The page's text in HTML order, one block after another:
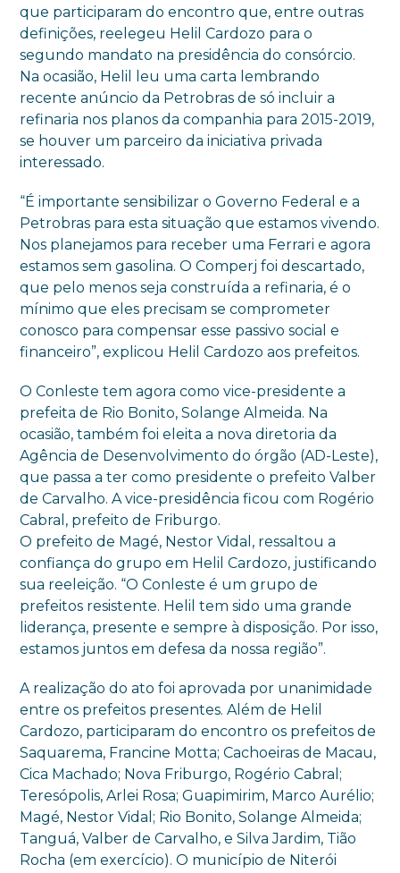
que participaram do encontro que, entre outras
definições, reelegeu Helil Cardozo para o
segundo mandato na presidência do consórcio.
Na ocasião, Helil leu uma carta lembrando
recente anúncio da Petrobras de só incluir a
refinaria nos planos da companhia para 2015-2019,
se houver um parceiro da iniciativa privada
interessado.
“É importante sensibilizar o Governo Federal e a
Petrobras para esta situação que estamos vivendo.
Nos planejamos para receber uma Ferrari e agora
estamos sem gasolina. O Comperj foi descartado,
que pelo menos seja construída a refinaria, é o
mínimo que eles precisam se comprometer
conosco para compensar esse passivo social e
financeiro”, explicou Helil Cardozo aos prefeitos.
O Conleste tem agora como vice-presidente a
prefeita de Rio Bonito, Solange Almeida. Na
ocasião, também foi eleita a nova diretoria da
Agência de Desenvolvimento do órgão (AD-Leste),
que passa a ter como presidente o prefeito Valber
de Carvalho. A vice-presidência ficou com Rogério
Cabral, prefeito de Friburgo.
O prefeito de Magé, Nestor Vidal, ressaltou a
confiança do grupo em Helil Cardozo, justificando
sua reeleição. “O Conleste é um grupo de
prefeitos resistente. Helil tem sido uma grande
liderança, presente e sempre à disposição. Por isso,
estamos juntos em defesa da nossa região”.
A realização do ato foi aprovada por unanimidade
entre os prefeitos presentes. Além de Helil
Cardozo, participaram do encontro os prefeitos de
Saquarema, Francine Motta; Cachoeiras de Macau,
Cica Machado; Nova Friburgo, Rogério Cabral;
Teresópolis, Arlei Rosa; Guapimirim, Marco Aurélio;
Magé, Nestor Vidal; Rio Bonito, Solange Almeida;
Tanguá, Valber de Carvalho, e Silva Jardim, Tião
Rocha (em exercício). O município de Niterói